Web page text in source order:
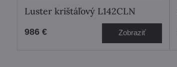
Luster krištáľový L142CLN
986 € Zobraziť